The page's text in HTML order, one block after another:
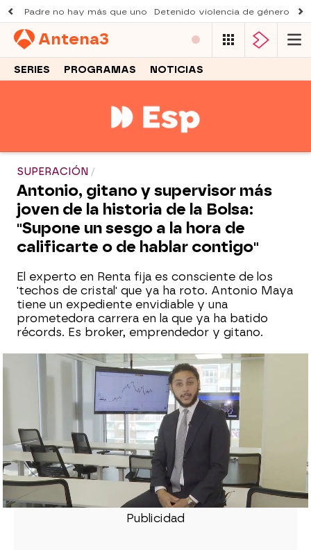
Padre no hay más que uno Detenido violencia de género
Antena3
SERIES PROGRAMAS NOTICIAS
SUPERACIÓN
Antonio, gitano y supervisor más
joven de la historia de la Bolsa:
"Supone un sesgo a la hora de
calificarte o de hablar contigo"
El experto en Renta fija es consciente de los
'techos de cristal' que ya ha roto. Antonio Maya
tiene un expediente envidiable y una
prometedora carrera en la que ya ha batido
récords. Es broker, emprendedor y gitano.
Antonio Maya, el primer gitano en la
historia de la Bolsa española: "He tenido
que estudiar y prepararme muchísimo"
Gitanos en la Guardia Civil y en los
cuerpos de Policía: "Me decían que no lo
iba a conseguir, que me lo quitara de la
cabeza"
Vuelve a ver toda la entrevista a Antonio
Maya en ATRESPLAYER